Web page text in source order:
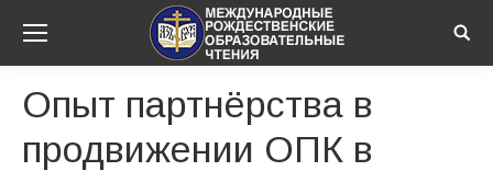
Опыт партнёрства в
продвижении ОПК в